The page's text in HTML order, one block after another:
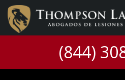
(844)